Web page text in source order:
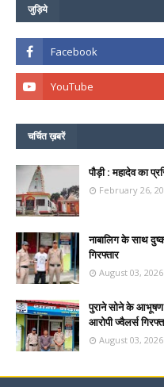
जुड़िये
चर्चित ख़बरें
पौड़ी : महादेव का
February 26,
नाबालिग के साथ
गिरफ्तार
August 03, 2026
पुराने सोने के आभूषण
आरोपी ज्वैलर्स
August 03, 2026